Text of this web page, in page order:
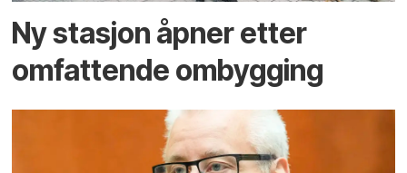
Ny stasjon åpner etter
omfattende ombygging